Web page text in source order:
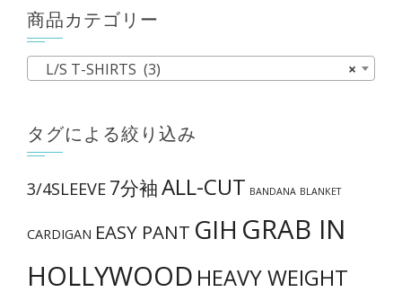
す。
オ
プ
シ
ン
は
商
ペ
ー
ジ
商品カテゴリー
×
L/S T-SHIRTS (3)
タグによる絞り込み
3/4SLEEVE 7分袖ALL-CUT BANDANA BLANKET
CARDIGAN EASY PANT GIH GRAB IN
HOLLYWOOD HEAVY WEIGHT